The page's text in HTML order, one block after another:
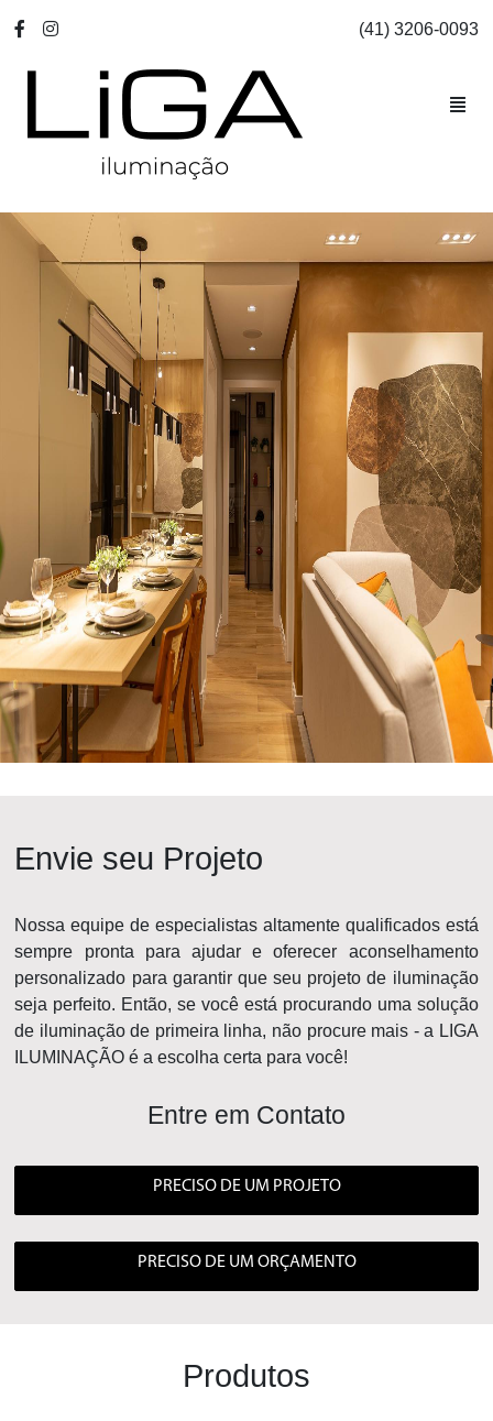
(41) 3206-0093
Envie seu Projeto
Nossa equipe de especialistas altamente qualificados está
sempre pronta para ajudar e oferecer aconselhamento
personalizado para garantir que seu projeto de iluminação
seja perfeito. Então, se você está procurando uma solução
de iluminação de primeira linha, não procure mais - a LIGA
ILUMINAÇÃO é a escolha certa para você!
Entre em Contato
PRECISO DE UM PROJETO
PRECISO DE UM ORÇAMENTO
Produtos